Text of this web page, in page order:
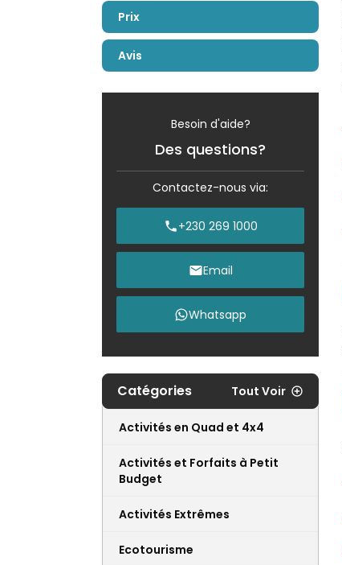
Prix
Avis
Besoin d'aide?
Des questions?
Contactez-nous via:
+230 269 1000
Email
Whatsapp
Catégories Tout Voir
Activités en Quad et 4x4
Activités et Forfaits à Petit
Budget
Activités Extrêmes
Ecotourisme